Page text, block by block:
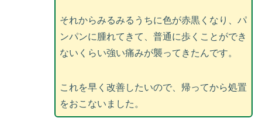
それからみるみるうちに色が赤黒くなり、パ
ンパンに腫れてきて、普通に歩くことができ
ないくらい強い痛みが襲ってきたんです。
これを早く改善したいので、帰ってから処置
をおこないました。